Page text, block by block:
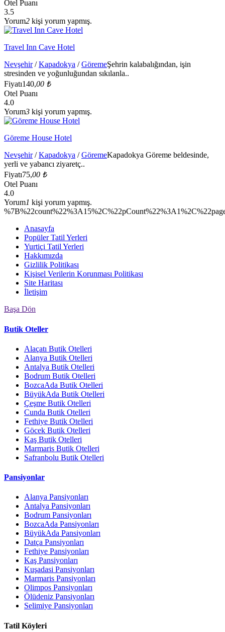
Otel Puanı
3.5
Yorum2 kişi yorum yapmış.
Travel Inn Cave Hotel
Nevşehir/Kapadokya /GöremeŞehrin kalabalığından, işin
stresinden ve yoğunluğundan sıkılanla..
Fiyatı140,00 ₺
Otel Puanı
4.0
Yorum3 kişi yorum yapmış.
Göreme House Hotel
Nevşehir/Kapadokya /GöremeKapadokya Göreme beldesinde,
yerli ve yabancı ziyaretç..
Fiyatı75,00 ₺
Otel Puanı
4.0
Yorum1 kişi yorum yapmış.
Anasayfa
Popüler Tatil Yerleri
Yurtiçi Tatil Yerleri
Hakkımızda
Gizlilik Politikası
Kişisel Verilerin Korunması Politikası
Site Haritası
İletişim
Başa Dön
Butik Oteller
Alaçatı Butik Otelleri
Alanya Butik Otelleri
Antalya Butik Otelleri
Bodrum Butik Otelleri
BozcaAda Butik Otelleri
BüyükAda Butik Otelleri
Çeşme Butik Otelleri
Cunda Butik Otelleri
Fethiye Butik Otelleri
Göcek Butik Otelleri
Kaş Butik Otelleri
Marmaris Butik Otelleri
Safranbolu Butik Otelleri
Pansiyonlar
Alanya Pansiyonları
Antalya Pansiyonları
Bodrum Pansiyonları
BozcaAda Pansiyonları
BüyükAda Pansiyonları
Datça Pansiyonları
Fethiye Pansiyonları
Kaş Pansiyonları
Kuşadasi Pansiyonları
Marmaris Pansiyonları
Olimpos Pansiyonları
Ölüdeniz Pansiyonları
Selimiye Pansiyonları
Tatil Köyleri